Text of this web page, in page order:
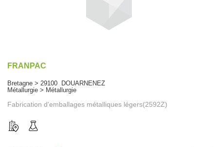
FRANPAC
Bretagne > 29100 DOUARNENEZ
Métallurgie > Métallurgie
Fabrication d'emballages métalliques légers(2592Z)